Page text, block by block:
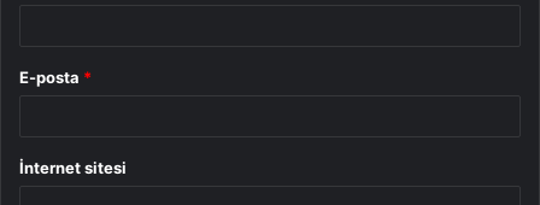
E-posta *
İnternet sitesi